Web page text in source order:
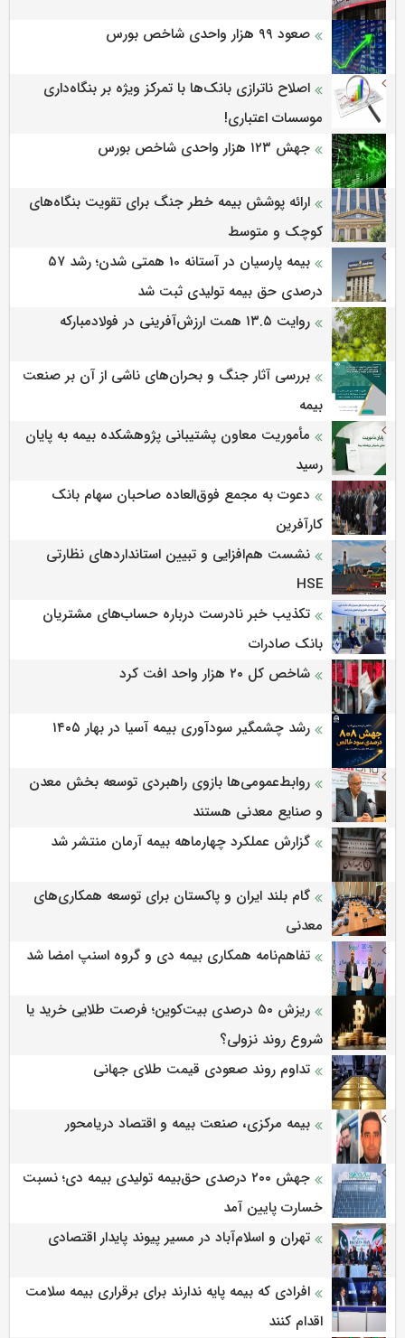
صعود ۹۹ هزار واحدی شاخص بورس
اصلاح ناترازی بانک‌ها با تمرکز ویژه بر بنگاه‌داری
موسسات اعتباری!
جهش ۱۲۳ هزار واحدی شاخص بورس
ارائه پوشش بیمه خطر جنگ برای تقویت بنگاه‌های
کوچک و متوسط
بیمه پارسیان در آستانه 10 همتی شدن؛ رشد ۵۷
درصدی حق بیمه تولیدی ثبت شد
روایت ۱۳.۵ همت ارزش‌آفرینی در فولادمبارکه
بررسی آثار جنگ و بحران‌های ناشی از آن بر صنعت
بیمه
مأموریت معاون پشتیبانی پژوهشكده بیمه به پایان
رسید
دعوت به مجمع فوق‌العاده صاحبان سهام بانک
کارآفرین
نشست هم‌افزایی و تبیین استانداردهای نظارتی
HSE
تکذیب خبر نادرست درباره حساب‌های مشتریان
بانک صادرات
شاخص کل ۲۰ هزار واحد افت کرد
رشد چشمگیر سودآوری بیمه آسیا در بهار ۱۴۰۵
روابط‌‌عمومی‌ها بازوی راهبردی توسعه بخش معدن
و صنایع معدنی هستند
گزارش عملکرد چهارماهه بیمه آرمان منتشر شد
گام بلند ایران و پاکستان برای توسعه همکاری‌های
معدنی
تفاهم‌نامه همکاری بیمه دی و گروه اسنپ امضا شد
ریزش ۵۰ درصدی بیت‌کوین؛ فرصت طلایی خرید یا
شروع روند نزولی؟
تداوم روند صعودی قیمت طلای جهانی
بیمه مرکزی، صنعت بیمه و اقتصاد دریامحور
جهش ۲۰۰ درصدی حق‌بیمه تولیدی بیمه دی؛ نسبت
خسارت پایین آمد
تهران و اسلام‌آباد در مسیر پیوند پایدار اقتصادی
افرادی که بیمه پایه ندارند برای برقراری بیمه سلامت
اقدام کنند